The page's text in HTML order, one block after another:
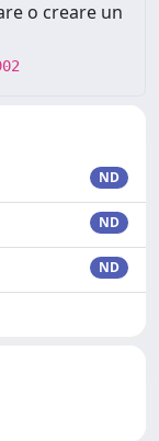
o creare un
ND
ND
ND